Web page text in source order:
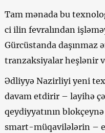
Tam mənada bu
ci ilin fevralından
Gürcüstanda daşınmaz
tranzaksiyalar heşlənir
Ədliyyə Nazirliyi yeni
davam etdirir – layihə
qeydiyyatının
smart-müqavilələrin –